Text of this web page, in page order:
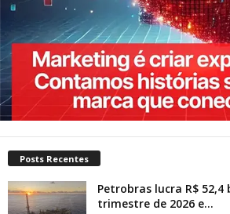
Posts Recentes
Petrobras lucra R$
trimestre de 2026 e...